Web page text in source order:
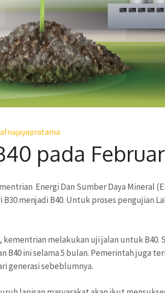
afnajayapratama
pada
Energi Dan Sumber Daya Mineral
menjadi B40. Untuk proses pengujian
kementrian melakukan uji jalan untuk B40.
B40 ini selama 5 bulan. Pemerintah juga
generasi sebeblumnya.